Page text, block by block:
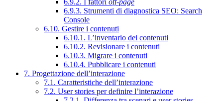
6.9.2. I fattori off-page
6.9.3. Strumenti di diagnostica SEO: Search
Console
6.10. Gestire i contenuti
6.10.1. L’inventario dei contenuti
6.10.2. Revisionare i contenuti
6.10.3. Migrare i contenuti
6.10.4. Pubblicare i contenuti
7. Progettazione dell’interazione
7.1. Caratteristiche dell’interazione
7.2. User stories per definire l’interazione